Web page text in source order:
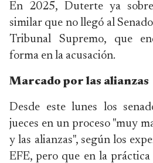
En 2025, Duterte ya
similar que no llegó al
Tribunal Supremo, que
forma en la acusación.
Marcado por las alianzas
Desde este lunes los
jueces en un proceso "muy
y las alianzas", según los
EFE, pero que en la